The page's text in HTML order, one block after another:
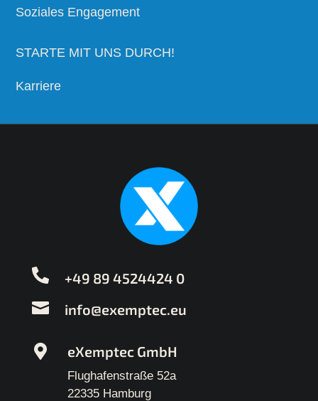
Soziales Engagement
STARTE MIT UNS DURCH!
Karriere
+49 89 4524424 0
info@exemptec.eu
eXemptec GmbH
Flughafenstraße 52a
22335 Hamburg